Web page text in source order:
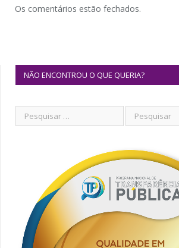
Os comentários estão fechados.
NÃO ENCONTROU O QUE QUERIA?